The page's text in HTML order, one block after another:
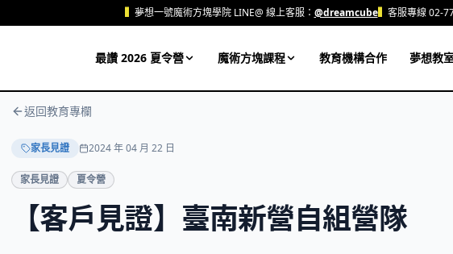
夢想一號魔術方塊學院 LINE@ 線上客服： @dreamcube▍ 客服專線 02-
最讚 2026 夏令營 魔術方塊課程 教育機構合作 夢想教
返回教育專欄
家長見證 2024 年 04 月 22 日
家長見證 夏令營
【客戶見證】臺南新營自組營隊